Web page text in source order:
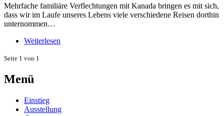
Mehrfache familiäre Verflechtungen mit Kanada bringen es mit sich,
dass wir im Laufe unseres Lebens viele verschiedene Reisen dorthin
unternommen…
Weiterlesen
Seite 1 von 1
Menü
Einstieg
Ausstellung